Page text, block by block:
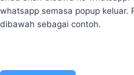
whatsapp semasa popup keluar.
dibawah sebagai contoh.